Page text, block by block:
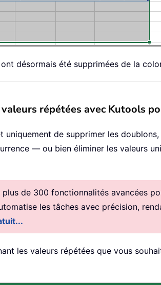
désormais été supprimées de la
répétées avec Kutools
uniquement de supprimer les
— ou bien éliminer les valeurs
plus de 300 fonctionnalités avancées
les tâches avec précision,
les valeurs répétées que vous